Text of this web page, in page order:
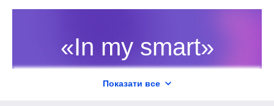
«In my smart»
- інтернет-магазин гаджетів,
Показати все